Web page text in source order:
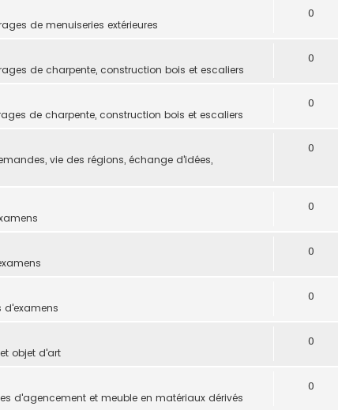
de menuiseries extérieures
0
de charpente, construction bois et escaliers
0
de charpente, construction bois et escaliers
0
vie des régions, échange d'idées,
0
0
0
d'examens
0
objet d'art
0
d'agencement et meuble en matériaux dérivés
0